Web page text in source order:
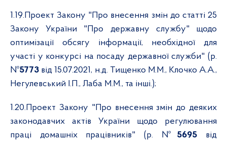
1.19. Проект Закону "Про внесення змін до статті 25
Закону України "Про державну службу" щодо
оптимізації обсягу інформації, необхідної для
участі у конкурсі на посаду державної служби" (р.
№5773 від 15.07.2021, н.д. Тищенко М.М., Клочко А.А.,
Негулевський І.П., Лаба М.М., та інші.);
1.20. Проект Закону "Про внесення змін до деяких
законодавчих актів України щодо регулювання
праці домашніх працівників" (р. № 5695 від